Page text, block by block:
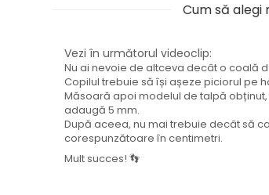
Cum să
Vezi în următorul videoclip:
Nu ai nevoie de altceva decât o coală
Copilul trebuie să își așeze piciorul pe
Măsoară apoi modelul de talpă
adaugă 5 mm.
După aceea, nu mai trebuie decât să
corespunzătoare în centimetri.
Mult succes! 👣